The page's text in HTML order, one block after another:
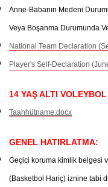
Anne-Babanın Medeni
Veya Boşanma Durumunda
National Team Declaration
Player's Self-Declaration
14 YAŞ ALTI
Taahhütname.docx
GENEL HATIRLATMA:
Geçici koruma kimlik belgesi
(Basketbol Hariç) iznine tabi